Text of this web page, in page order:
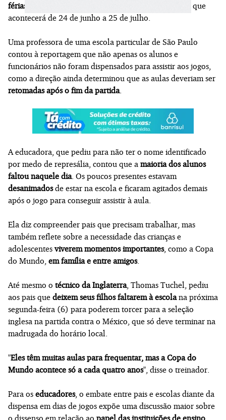
férias escolares coincidam com o período do torneio
, que
acontecerá de 24 de junho a 25 de julho.
Uma professora de uma escola particular de São Paulo
contou à reportagem que não apenas os alunos e
funcionários não foram dispensados para assistir aos jogos,
como a direção ainda determinou que as aulas deveriam ser
retomadas após o fim da partida.
A educadora, que pediu para não ter o nome identificado
por medo de represália, contou que a maioria dos alunos
faltou naquele dia. Os poucos presentes estavam
desanimadosde estar na escola e ficaram agitados demais
após o jogo para conseguir assistir à aula.
Ela diz compreender pais que precisam trabalhar, mas
também reflete sobre a necessidade das crianças e
adolescentes viverem momentos importantes, como a Copa
do Mundo, em família e entre amigos.
Até mesmo o técnico da Inglaterra, Thomas Tuchel, pediu
aos pais que deixem seus filhos faltarem à escolana próxima
segunda-feira (6) para poderem torcer para a seleção
inglesa na partida contra o México, que só deve terminar na
madrugada do horário local.
"Eles têm muitas aulas para frequentar, mas a Copa do
Mundo acontece só a cada quatro anos", disse o treinador.
Para os educadores, o embate entre pais e escolas diante da
dispensa em dias de jogos expõe uma discussão maior sobre